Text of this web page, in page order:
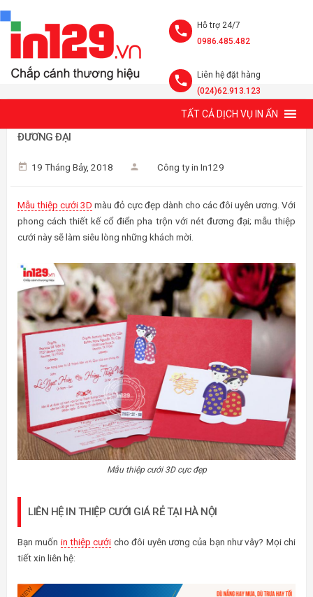
Hỗ trợ 24/7
0986.485.482
Liên hệ đặt hàng
(024)62.913.123
TẤT CẢ DỊCH VỤ IN ẤN
MẪU THIỆP CƯỚI 3D MÀU ĐỎ, THIẾT KẾ CỔ ĐIỂN PHA TRỘN
ĐƯƠNG ĐẠI
19 Tháng Bảy, 2018 Công ty in In129
Mẫu thiệp cưới 3D màu đỏ cực đẹp dành cho các đôi uyên ương. Với
phong cách thiết kế cổ điển pha trộn với nét đương đại; mẫu thiệp
cưới này sẽ làm siêu lòng những khách mời.
Mẫu thiệp cưới 3D cực đẹp
LIÊN HỆ IN THIỆP CƯỚI GIÁ RẺ TẠI HÀ NỘI
Bạn muốn in thiệp cưới cho đôi uyên ương của bạn như vây? Mọi chi
tiết xin liên hệ: